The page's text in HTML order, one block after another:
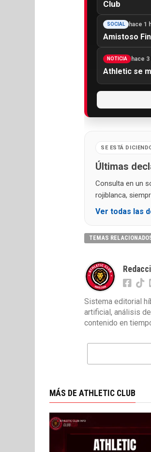
Club
SOCIAL hace 1
Amistoso
NOTICIA hace 3
Athletic se
SE ESTÁ
Últimas
Consulta en un
rojiblanca,
Ver todas las
TEMAS
Sistema editorial
artificial, análisis
contenido en
MÁS DE ATHLETIC CLUB